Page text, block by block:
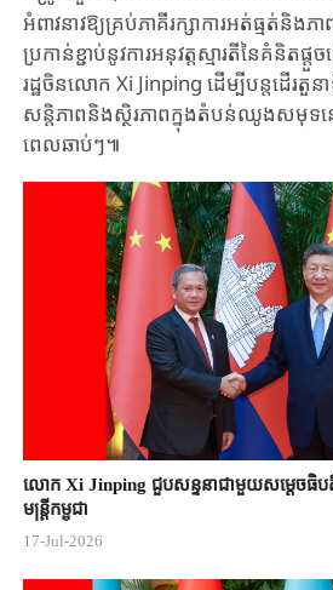
អំពាវនាវឱ្យគ្រប់ភាគីរក្សាការអត់ធ្មត់និងភ
ប្រកាន់ខ្ជាប់នូវការអនុវត្តស្មារតីនៃគំនិតផ្
រដ្ឋចិនលោក Xi Jinping ដើម្បីបន្តដើរតួនាទី
សន្តិភាពនិងស្ថិរភាពក្នុងតំបន់ឈូងសមុទ
ពេលឆាប់ៗ៕
លោក Xi Jinping ជួបសន្ទនាជាមួយសម្តេចធិ
មន្ត្រីកម្ពុជា
17-Jul-2026